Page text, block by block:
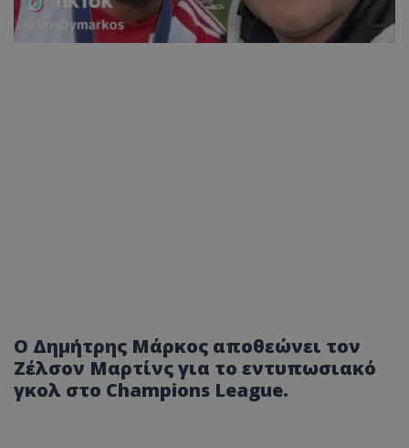
Ο Δημήτρης Μάρκος αποθεώνει τον
Ζέλσον Μαρτίνς για το εντυπωσιακό
γκολ στο Champions League.